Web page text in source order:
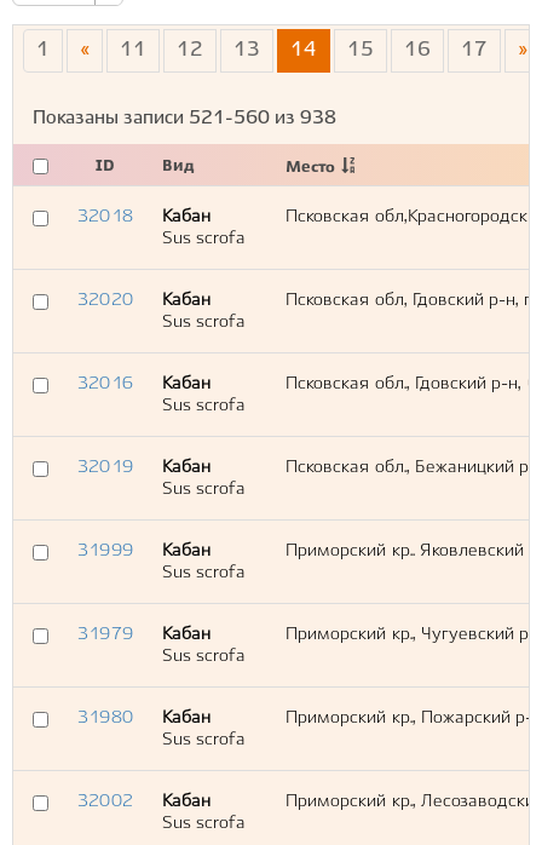
1 « 11 12 13 14 15 16 17 »
Показаны записи 521-560 из 938
ID Вид Место
32018
Кабан
Sus scrofa
Псковская
32020
Кабан
Sus scrofa
Псковская обл, Гдовский р-н,
32016
Кабан
Sus scrofa
Псковская обл., Гдовский р-н,
32019
Кабан
Sus scrofa
Псковская обл., Бежаницкий
31999
Кабан
Sus scrofa
Приморский кр.. Яковлевский
31979
Кабан
Sus scrofa
Приморский кр., Чугуевский
31980
Кабан
Sus scrofa
Приморский кр., Пожарский р-
32002
Кабан
Sus scrofa
Приморский кр.,